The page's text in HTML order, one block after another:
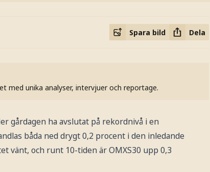
Spara bild Dela
med unika analyser, intervjuer och reportage.
gårdagen ha avslutat på rekordnivå i en
båda ned drygt 0,2 procent i den inledande
vänt, och runt 10-tiden är OMXS30 upp 0,3